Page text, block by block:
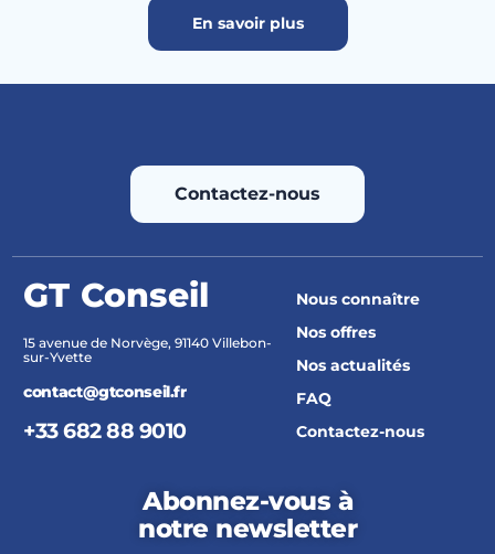
En savoir plus
Contactez-nous
GT Conseil
15 avenue de Norvège, 91140 Villebon-
sur-Yvette
contact@gtconseil.fr
+33 682 88 9010
Nous connaître
Nos offres
Nos actualités
FAQ
Contactez-nous
Abonnez-vous à
notre newsletter